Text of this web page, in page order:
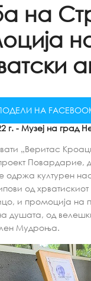
на
НА
г. - Музеј на град
„Веритас
Повардарие,
одржа културен
од хрватискиот
и промоција на
душата, од
Мудроња.